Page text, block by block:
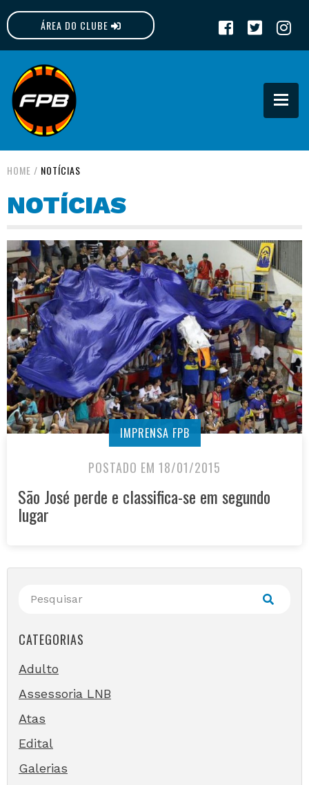
ÁREA DO CLUBE
FPB
HOME / NOTÍCIAS
NOTÍCIAS
IMPRENSA FPB
POSTADO EM 18/01/2015
São José perde e classifica-se em segundo
lugar
CATEGORIAS
Adulto
Assessoria LNB
Atas
Edital
Galerias